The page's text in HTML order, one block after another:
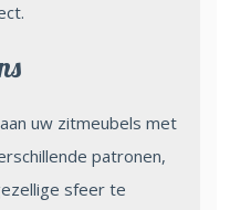
uw zitmeubels met
patronen,
sfeer te